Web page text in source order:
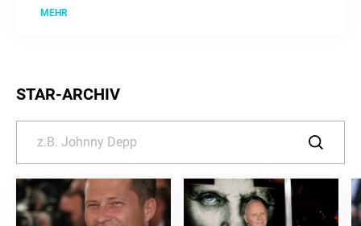
Dance'-Promis. Live-Übertragung am 29.
MEHR
STAR-ARCHIV